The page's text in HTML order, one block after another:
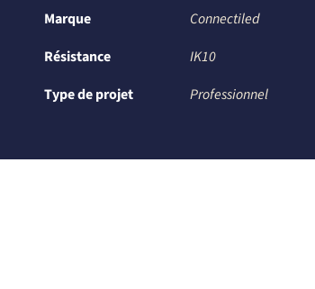
Marque
Connectiled
Résistance
IK10
Type de projet
Professionnel